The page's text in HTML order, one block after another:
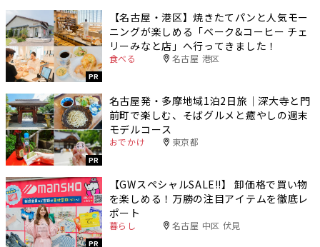
PR
【名古屋・港区】焼きたてパンと人気モー
ニングが楽しめる「ベーク&コーヒー チェ
リーみなと店」へ行ってきました！
食べる 名古屋 港区
PR
名古屋発・多摩地域1泊2日旅｜深大寺と門
前町で楽しむ、そばグルメと癒やしの週末
モデルコース
おでかけ 東京都
PR
【GWスペシャルSALE‼︎】 卸価格で買い物
を楽しめる！万勝の注目アイテムを徹底レ
ポート
暮らし 名古屋 中区 伏見